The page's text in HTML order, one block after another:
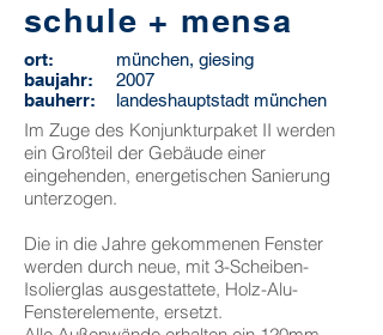
schule + mensa
ort:
baujahr:
bauherr:
münchen, giesing
2007
landeshauptstadt münchen
Im Zuge des Konjunkturpaket II werden
ein Großteil der Gebäude einer
eingehenden, energetischen Sanierung
unterzogen.
Die in die Jahre gekommenen Fenster
werden durch neue, mit 3-Scheiben-
Isolierglas ausgestattete, Holz-Alu-
Fensterelemente, ersetzt.